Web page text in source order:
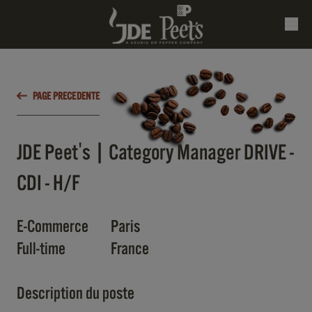
PAGE PRECEDENTE
JDE Peet's | Category Manager DRIVE -
CDI - H/F
E-Commerce
Paris
Full-time
France
Description du poste